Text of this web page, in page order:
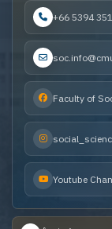
+66 5394
Faculty of
Youtube